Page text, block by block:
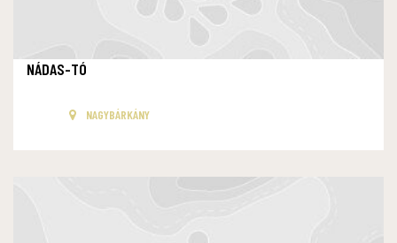
NÁDAS-TÓ
NAGYBÁRKÁNY